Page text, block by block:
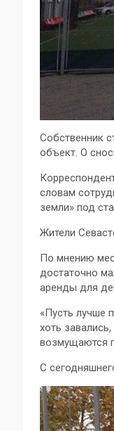
Собственник
объект. О
словам
земли» под
Жители
По мнению
достаточно
аренды для
«Пусть лучше
хоть
возмущаются
С